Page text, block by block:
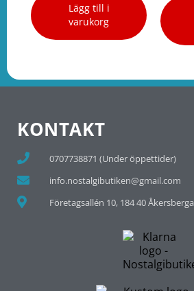
Lägg till i
varukorg
KONTAKT
0707738871 (Under öppettider)
info.nostalgibutiken@gmail.com
Företagsallén 10, 184 40 Åkersberga